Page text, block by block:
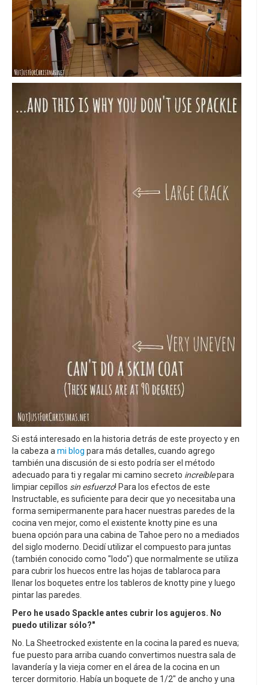
Si está interesado en la historia detrás de este proyecto y en
la cabeza ami blog para más detalles, cuando agrego
también una discusión de si esto podría ser el método
adecuado para ti y regalar mi camino secreto increíblepara
limpiar cepillos sin esfuerzo! Para los efectos de este
Instructable, es suficiente para decir que yo necesitaba una
forma semipermanente para hacer nuestras paredes de la
cocina ven mejor, como el existente knotty pine es una
buena opción para una cabina de Tahoe pero no a mediados
del siglo moderno. Decidí utilizar el compuesto para juntas
(también conocido como "lodo") que normalmente se utiliza
para cubrir los huecos entre las hojas de tablaroca para
llenar los boquetes entre los tableros de knotty pine y luego
pintar las paredes.
Pero he usado Spackle antes cubrir los agujeros. No
puedo utilizar sólo?"
No. La Sheetrocked existente en la cocina la pared es nueva;
fue puesto para arriba cuando convertimos nuestra sala de
lavandería y la vieja comer en el área de la cocina en un
tercer dormitorio. Había un boquete de 1/2" de ancho y una